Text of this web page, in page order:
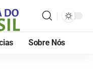
Sobre Nós